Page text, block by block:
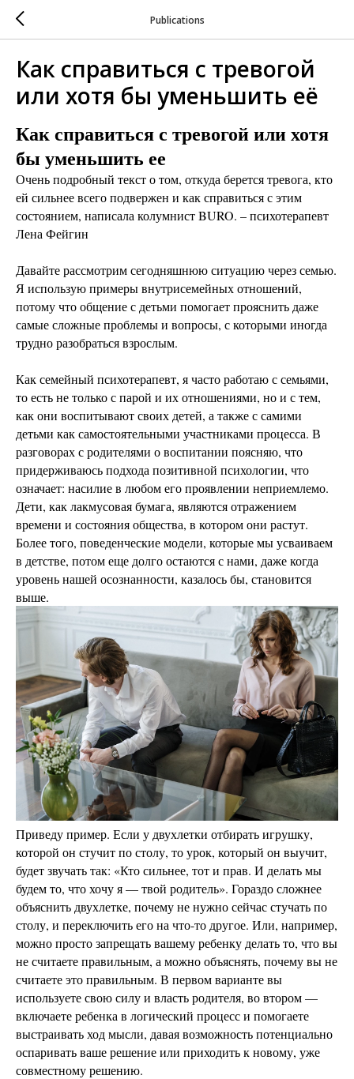
Publications
Как справиться с тревогой
или хотя бы уменьшить её
Как справиться с тревогой или хотя
бы уменьшить ее
Очень подробный текст о том, откуда берется тревога, кто
ей сильнее всего подвержен и как справиться с этим
состоянием, написала колумнист BURO. – психотерапевт
Лена Фейгин
Давайте рассмотрим сегодняшнюю ситуацию через семью.
Я использую примеры внутрисемейных отношений,
потому что общение с детьми помогает прояснить даже
самые сложные проблемы и вопросы, с которыми иногда
трудно разобраться взрослым.
Как семейный психотерапевт, я часто работаю с семьями,
то есть не только с парой и их отношениями, но и с тем,
как они воспитывают своих детей, а также с самими
детьми как самостоятельными участниками процесса. В
разговорах с родителями о воспитании поясняю, что
придерживаюсь подхода позитивной психологии, что
означает: насилие в любом его проявлении неприемлемо.
Дети, как лакмусовая бумага, являются отражением
времени и состояния общества, в котором они растут.
Более того, поведенческие модели, которые мы усваиваем
в детстве, потом еще долго остаются с нами, даже когда
уровень нашей осознанности, казалось бы, становится
выше.
Приведу пример. Если у двухлетки отбирать игрушку,
которой он стучит по столу, то урок, который он выучит,
будет звучать так: «Кто сильнее, тот и прав. И делать мы
будем то, что хочу я — твой родитель». Гораздо сложнее
объяснить двухлетке, почему не нужно сейчас стучать по
столу, и переключить его на что-то другое. Или, например,
можно просто запрещать вашему ребенку делать то, что вы
не считаете правильным, а можно объяснять, почему вы не
считаете это правильным. В первом варианте вы
используете свою силу и власть родителя, во втором —
включаете ребенка в логический процесс и помогаете
выстраивать ход мысли, давая возможность потенциально
оспаривать ваше решение или приходить к новому, уже
совместному решению.